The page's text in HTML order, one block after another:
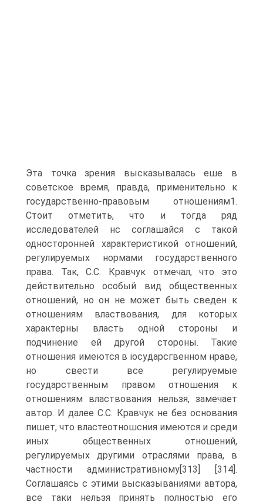
Эта точка зрения высказывалась еше в
советское время, правда, применительно к
государственно-правовым отношениям1.
Стоит отметить, что и тогда ряд
исследователей нс соглашайся с такой
односторонней характеристикой отношений,
регулируемых нормами государственного
права. Так, С.С. Кравчук отмечал, что это
действительно особый вид общественных
отношений, но он не может быть сведен к
отношениям властвования, для которых
характерны власть одной стороны и
подчинение ей другой стороны. Такие
отношения имеются в іосударсгвенном нраве,
но свести все регулируемые
государственным правом отношения к
отношениям властвования нельзя, замечает
автор. И далее С.С. Кравчук не без основания
пишет, что властеотношсния имеются и среди
иных общественных отношений,
регулируемых другими отраслями права, в
частности административному[313] [314].
Соглашаясь с этими высказываниями автора,
все таки нельзя принять полностью его